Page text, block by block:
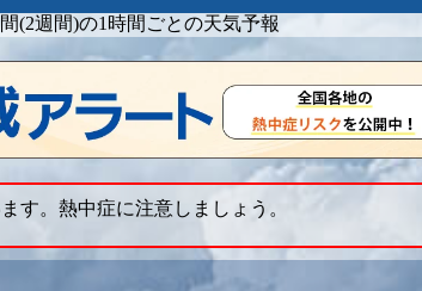
(2週間)の1時間ごとの天気予報
す。熱中症に注意しましょう。